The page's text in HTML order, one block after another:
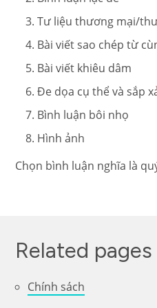
Tư liệu thương mại/
Bài viết sao chép từ
Bài viết khiêu dâm
Đe dọa cụ thể và sắp
Bình luận bôi nhọ
Hình ảnh
Chọn bình luận nghĩa là
Related pages
Chính sách